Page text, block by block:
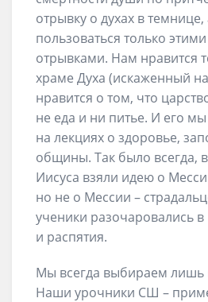
отрывку о духах в темнице,
пользоваться только
отрывками. Нам нравится
храме Духа (искаженный
нравится о том, что
не еда и ни питье. И его
на лекциях о здоровье,
общины. Так было всегда,
Иисуса взяли идею о
но не о Мессии –
ученики разочаровались
и распятия.
Мы всегда выбираем лишь
Наши урочники СШ –